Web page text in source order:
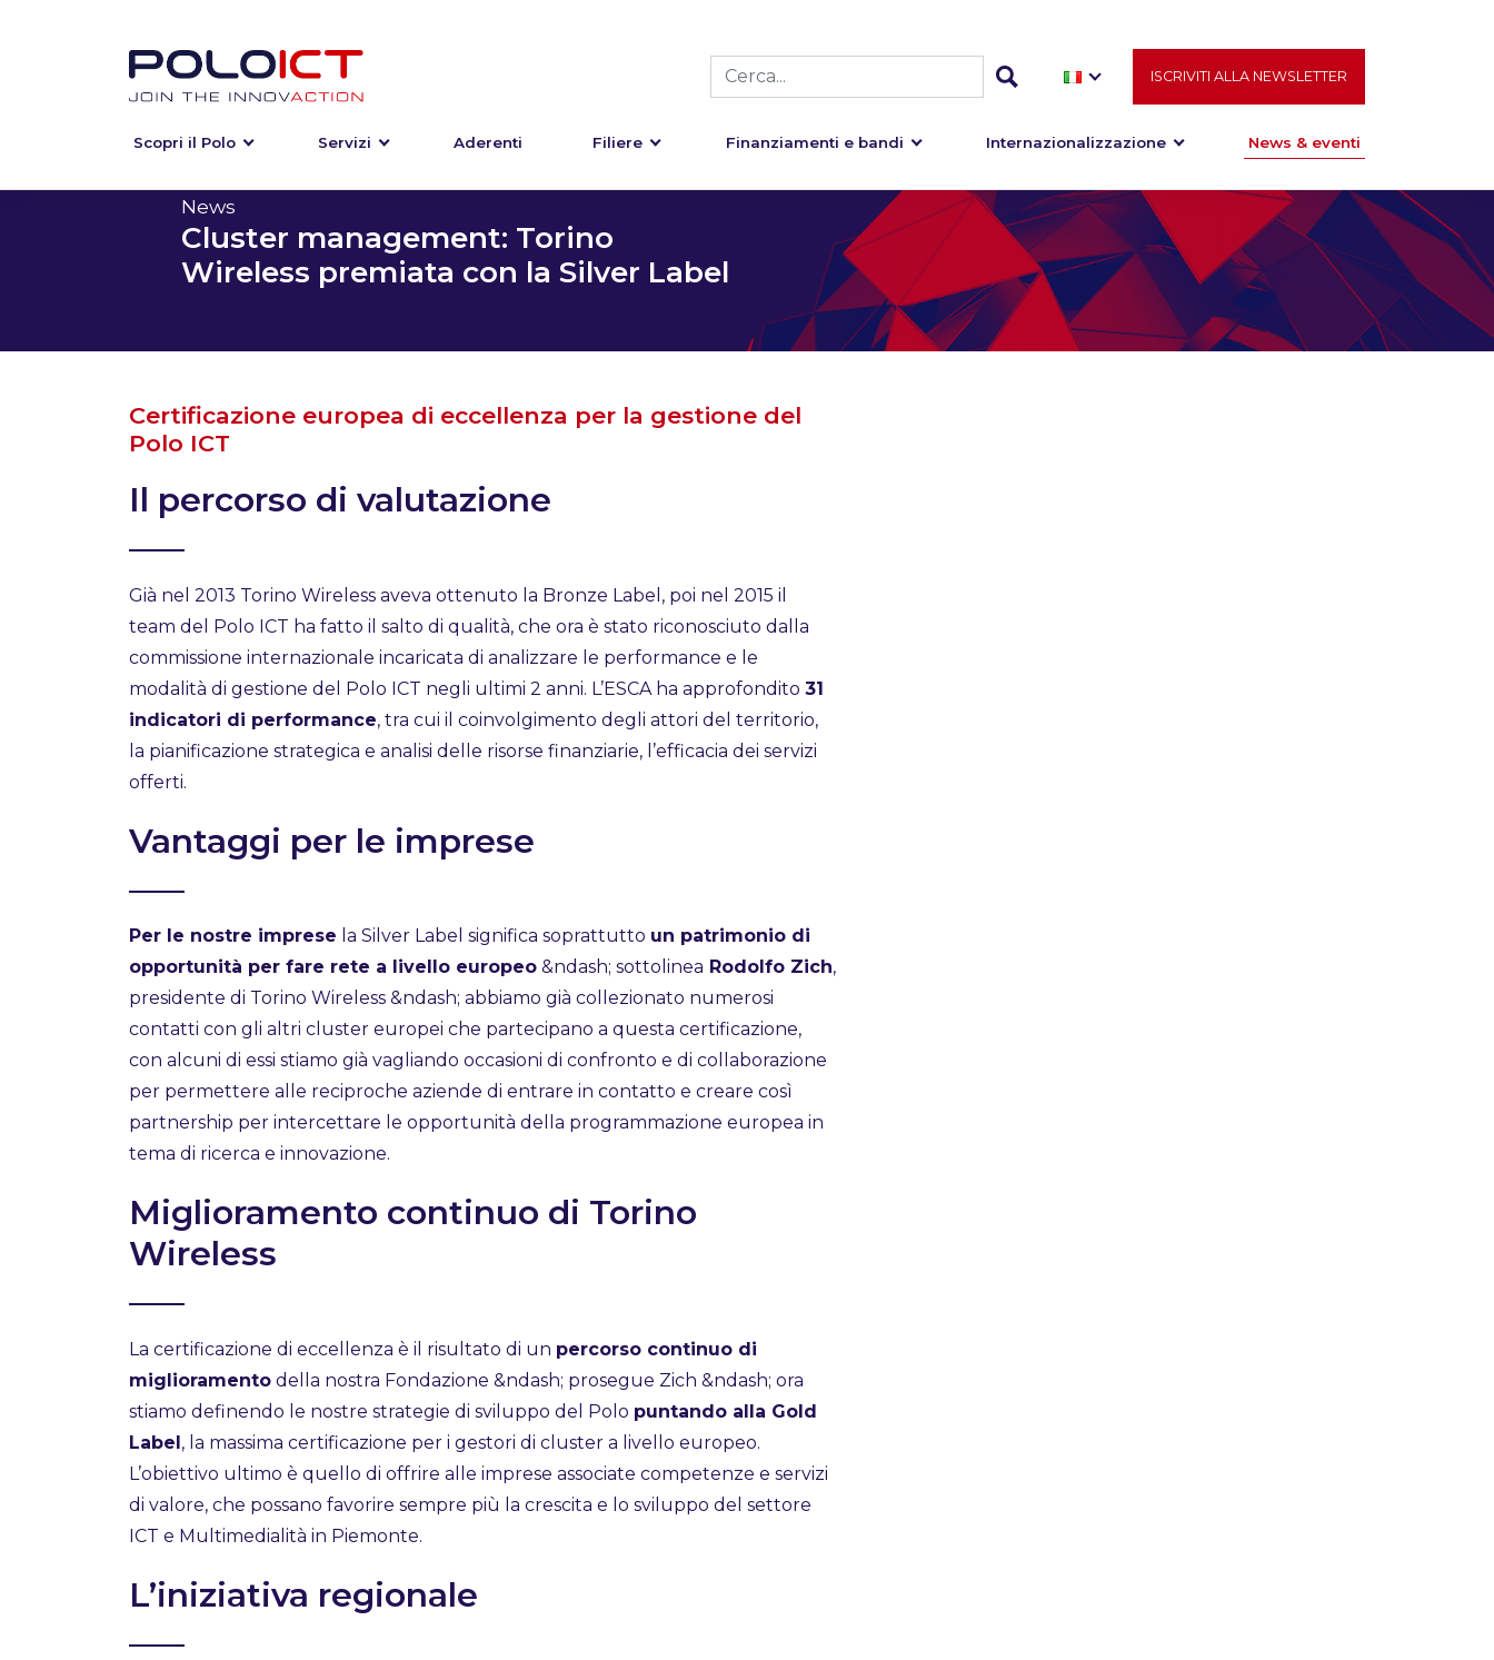
ISCRIVITI ALLA NEWSLETTER
Scopri il Polo Servizi Aderenti Filiere Finanziamenti e bandi Internazionalizzazione News & eventi
News
Cluster management: Torino
Wireless premiata con la Silver Label
Certificazione europea di eccellenza per la gestione del
Polo ICT
Il percorso di valutazione
Già nel 2013 Torino Wireless aveva ottenuto la Bronze Label, poi nel 2015 il
team del Polo ICT ha fatto il salto di qualità, che ora è stato riconosciuto dalla
commissione internazionale incaricata di analizzare le performance e le
modalità di gestione del Polo ICT negli ultimi 2 anni. L’ESCA ha approfondito 31
indicatori di performance, tra cui il coinvolgimento degli attori del territorio,
la pianificazione strategica e analisi delle risorse finanziarie, l’efficacia dei servizi
offerti.
Vantaggi per le imprese
Per le nostre imprese la Silver Label significa soprattutto un patrimonio di
opportunità per fare rete a livello europeo&ndash; sottolinea Rodolfo Zich,
presidente di Torino Wireless &ndash; abbiamo già collezionato numerosi
contatti con gli altri cluster europei che partecipano a questa certificazione,
con alcuni di essi stiamo già vagliando occasioni di confronto e di collaborazione
per permettere alle reciproche aziende di entrare in contatto e creare così
partnership per intercettare le opportunità della programmazione europea in
tema di ricerca e innovazione.
Miglioramento continuo di Torino
Wireless
La certificazione di eccellenza è il risultato di un percorso continuo di
miglioramentodella nostra Fondazione &ndash; prosegue Zich &ndash; ora
stiamo definendo le nostre strategie di sviluppo del Polo puntando alla Gold
Label, la massima certificazione per i gestori di cluster a livello europeo.
L’obiettivo ultimo è quello di offrire alle imprese associate competenze e servizi
di valore, che possano favorire sempre più la crescita e lo sviluppo del settore
ICT e Multimedialità in Piemonte.
L’iniziativa regionale